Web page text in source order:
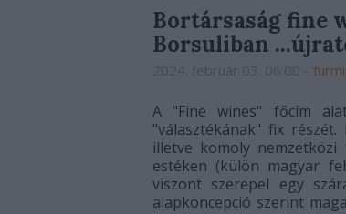
Bortársaság fine
Borsuliban
A "Fine wines" főcím
"választékának" fix
illetve komoly
estéken (külön magyar
viszont szerepel egy
alapkoncepció szerint